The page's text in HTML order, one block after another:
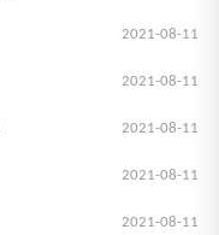
2021-08-11
2021-08-11
2021-08-11
2021-08-11
2021-08-11